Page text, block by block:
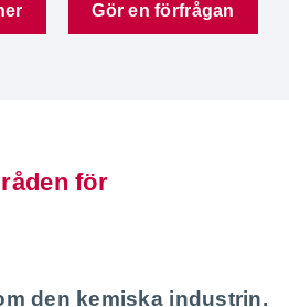
Gör en förfrågan
för
den kemiska industrin.